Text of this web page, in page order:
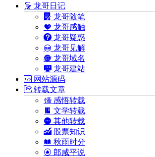
龙哥日记
龙哥随笔
龙哥感触
龙哥疑惑
龙哥见解
龙哥域名
龙哥建站
网站源码
转载文章
感悟转载
文学转载
其他转载
股票知识
秋雨时分
郎咸平说